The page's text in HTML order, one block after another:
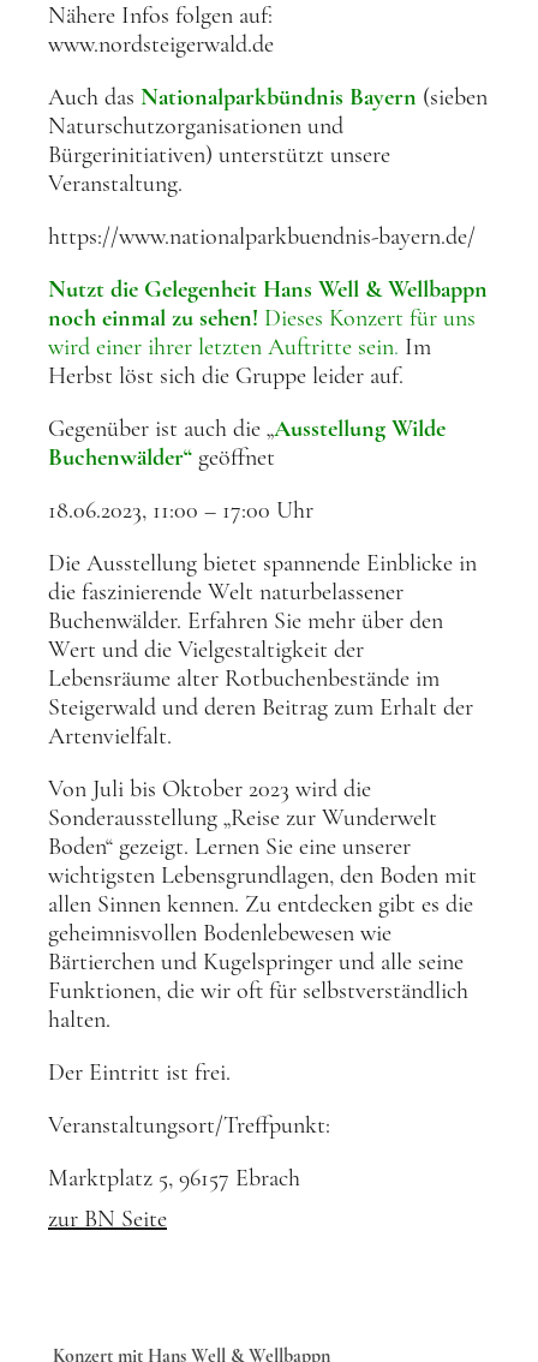
Nähere Infos folgen auf:
www.nordsteigerwald.de
Auch das Nationalparkbündnis Bayern (sieben
Naturschutzorganisationen und
Bürgerinitiativen) unterstützt unsere
Veranstaltung.
https://www.nationalparkbuendnis-bayern.de/
Nutzt die Gelegenheit Hans Well & Wellbappn
noch einmal zu sehen! Dieses Konzert für uns
wird einer ihrer letzten Auftritte sein. Im
Herbst löst sich die Gruppe leider auf.
Gegenüber ist auch die „Ausstellung Wilde
Buchenwälder“ geöffnet
18.06.2023, 11:00 – 17:00 Uhr
Die Ausstellung bietet spannende Einblicke in
die faszinierende Welt naturbelassener
Buchenwälder. Erfahren Sie mehr über den
Wert und die Vielgestaltigkeit der
Lebensräume alter Rotbuchenbestände im
Steigerwald und deren Beitrag zum Erhalt der
Artenvielfalt.
Von Juli bis Oktober 2023 wird die
Sonderausstellung „Reise zur Wunderwelt
Boden“ gezeigt. Lernen Sie eine unserer
wichtigsten Lebensgrundlagen, den Boden mit
allen Sinnen kennen. Zu entdecken gibt es die
geheimnisvollen Bodenlebewesen wie
Bärtierchen und Kugelspringer und alle seine
Funktionen, die wir oft für selbstverständlich
halten.
Der Eintritt ist frei.
Veranstaltungsort/Treffpunkt:
Marktplatz 5, 96157 Ebrach
zur BN Seite
Konzert mit Hans Well & Wellbappn